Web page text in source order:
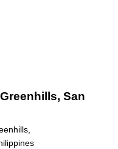
San